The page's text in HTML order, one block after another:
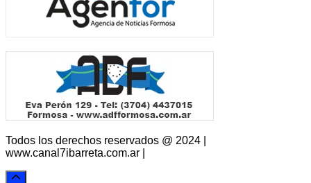
Todos los derechos reservados @ 2024 |
www.canal7ibarreta.com.ar |